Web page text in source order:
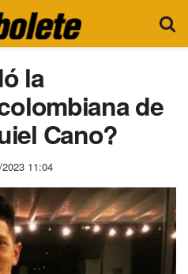
la
de
Cano?
11:04